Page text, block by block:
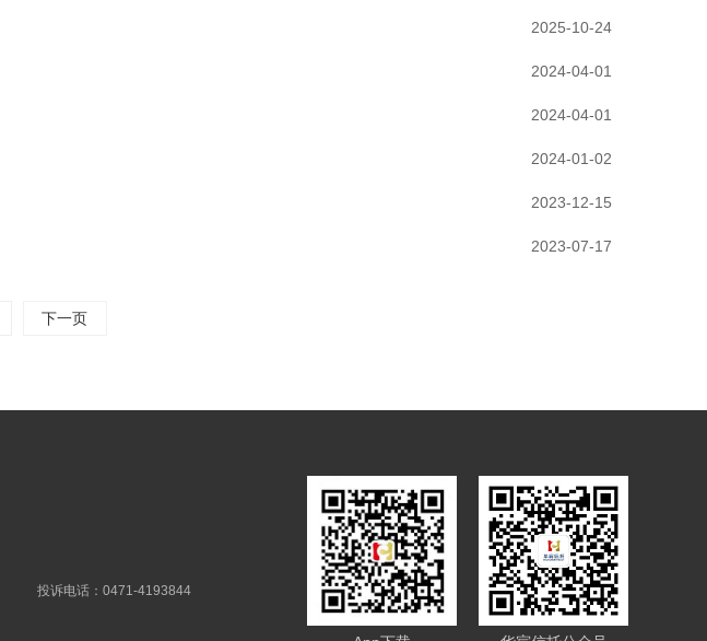
2025-10-24
2024-04-01
2024-04-01
2024-01-02
2023-12-15
2023-07-17
下一页
投诉电话：0471-4193844